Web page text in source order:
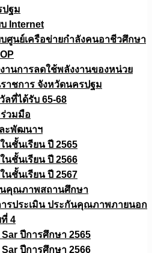
ปฐม
Internet
ศูนย์เครือข่ายกำลังคนอาชีวศึกษา
านการลดใช้พลังงานของหน่วย
าชการ จังหวัดนครปฐม
ลที่ได้รับ 65-68
วมมือ
ละพัฒนาฯ
นชั้นเรียน ปี 2565
นชั้นเรียน ปี 2566
นชั้นเรียน ปี 2567
นคุณภาพสถานศึกษา
ารประเมิน ประกันคุณภาพภายนอก
4
Sar ปีการศึกษา 2565
Sar ปีการศึกษา 2566